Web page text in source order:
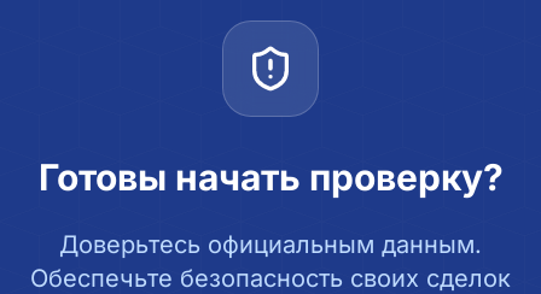
Готовы начать проверку?
Доверьтесь официальным данным.
Обеспечьте безопасность своих сделок